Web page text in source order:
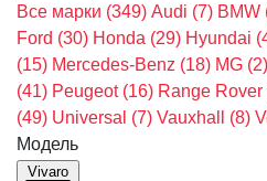
Все марки (349) Audi (7) BMW
Ford (30) Honda (29) Hyundai
(15) Mercedes-Benz (18) MG (2)
(41) Peugeot (16) Range Rover
(49) Universal (7) Vauxhall (8)
Модель
Vivaro